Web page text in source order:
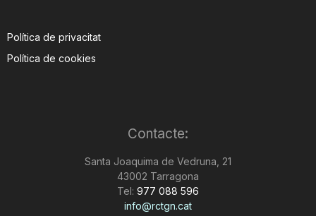
g
Política de privacitat
Política de cookies
Contacte:
Santa Joaquima de Vedruna, 21
43002 Tarragona
Tel: 977 088 596
info@rctgn.cat